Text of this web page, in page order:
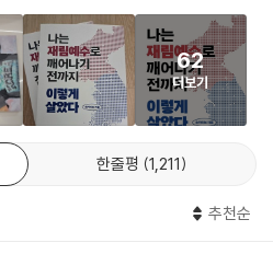
크릿
향해 직진하라
하지 말고 지금 오늘에 집중하며 살아가
람들이 있다면 당신도 당연히 성공할 수
하는 일을 찾고 그것을 이루기 위해서라
젠가 그 시련들이 성공의 디딤돌이 될
62
더보기
한줄평 1,211
추천순